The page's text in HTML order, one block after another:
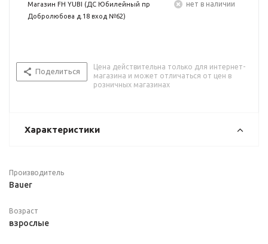
Магазин FH YUBI (ДС Юбилейный пр
Добролюбова д.18 вход №62)
Нет в наличии
Поделиться
Цена действительна только для интернет-
магазина и может отличаться от цен в
розничных магазинах
Характеристики
Производитель
Bauer
Возраст
взрослые